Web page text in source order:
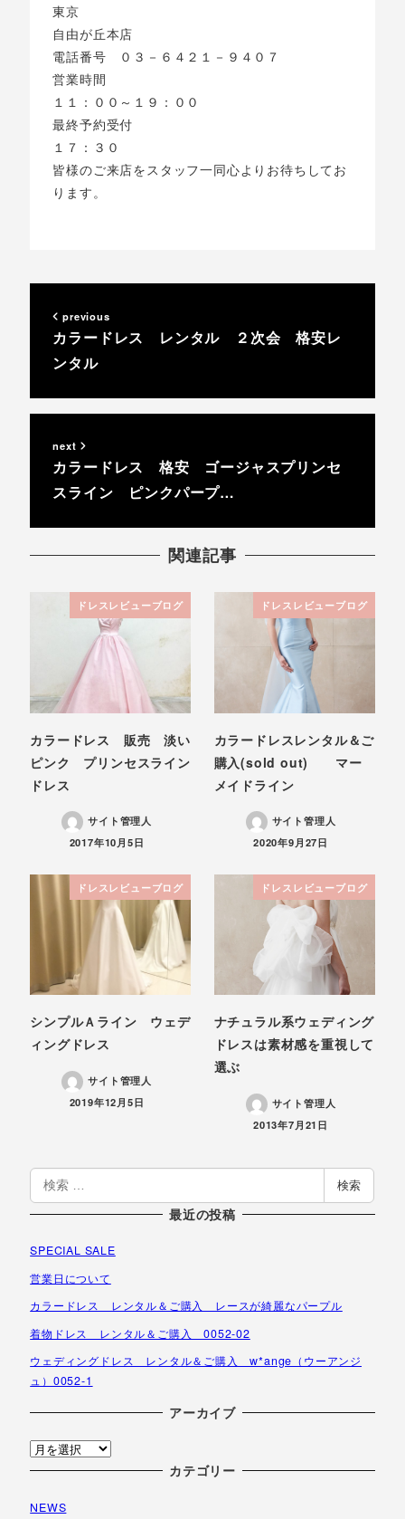
東京
自由が丘本店
電話番号 ０３－６４２１－９４０７
営業時間
１１：００～１９：００
最終予約受付
１７：３０
皆様のご来店をスタッフ一同心よりお待ちしてお
ります。
previous
カラードレス レンタル ２次会 格安レ
ンタル
next
カラードレス 格安 ゴージャスプリンセ
スライン ピンクパープ…
関連記事
ドレスレビューブログ
カラードレス 販売 淡い
ピンク プリンセスライン
ドレス
サイト管理人
投稿日
2017年10月5日
ドレスレビューブログ
カラードレスレンタル＆ご
購入(sold out) マー
メイドライン
サイト管理人
投稿日
2020年9月27日
ドレスレビューブログ
シンプルＡライン ウェデ
ィングドレス
サイト管理人
投稿日
2019年12月5日
ドレスレビューブログ
ナチュラル系ウェディング
ドレスは素材感を重視して
選ぶ
サイト管理人
投稿日
2013年7月21日
検
索
検索
最近の投稿
SPECIAL SALE
営業日について
カラードレス レンタル＆ご購入 レースが綺麗なパープル
着物ドレス レンタル＆ご購入 0052-02
ウェディングドレス レンタル＆ご購入 w*ange（ウーアンジ
ュ）0052-1
アーカイブ
ア
ー
イ
カテゴリー
NEWS